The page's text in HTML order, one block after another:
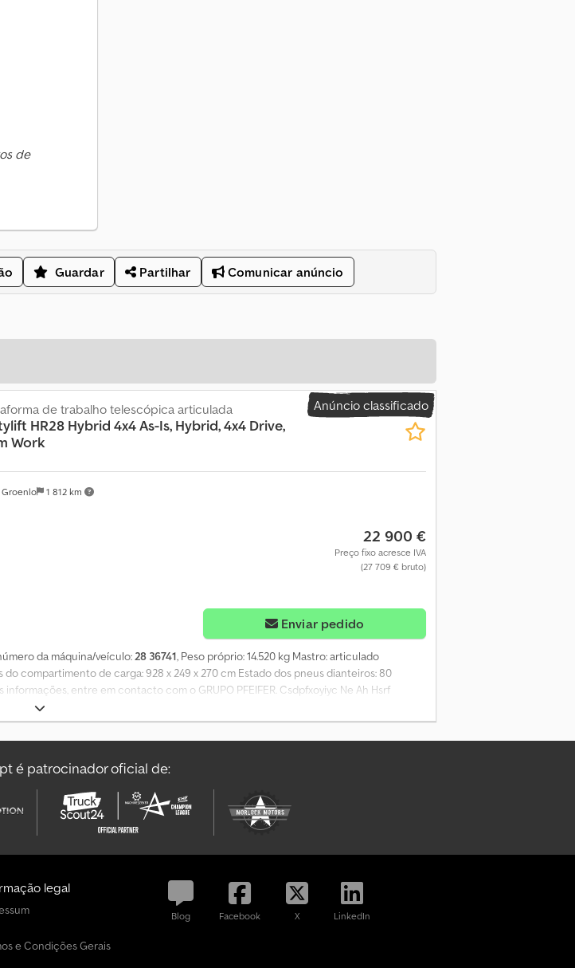
de
Guardar Partilhar Comunicar anúncio
Anúncio classificado
1 812 km
de trabalho telescópica articulada
HR28 Hybrid 4x4 As-Is, Hybrid, 4x4 Drive,
Work
22 900 €
Preço fixo acresce IVA
(27 709 € bruto)
Enviar pedido
da máquina/veículo:28 36741, Peso próprio: 14.520 kg Mastro: articulado
compartimento de carga: 928 x 249 x 270 cm Estado dos pneus dianteiros: 80
entre em contacto com o GRUPO PFEIFER. Csdpfxoyiyc Ne Ah Hsrf
é patrocinador oficial de:
legal
e Condições Gerais
Blog Facebook X LinkedIn